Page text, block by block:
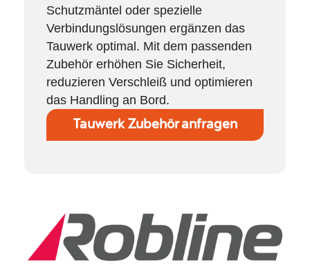
Schutzmäntel oder spezielle
Verbindungslösungen ergänzen das
Tauwerk optimal. Mit dem passenden
Zubehör erhöhen Sie Sicherheit,
reduzieren Verschleiß und optimieren
das Handling an Bord.
Tauwerk Zubehör anfragen